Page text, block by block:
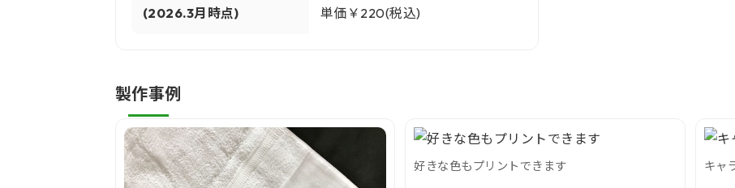
(2026.3月時点)
単価￥220(税込)
製作事例
好きな色もプリントできます キャ